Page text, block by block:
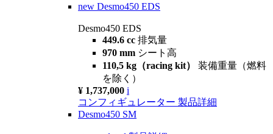
new Desmo450 EDS
Desmo450 EDS
449.6 cc 排気量
970 mm シート高
110,5 kg（racing kit） 装備重量（燃料
を除く）
¥ 1,737,000 i
コンフィギュレーター 製品詳細
Desmo450 SM